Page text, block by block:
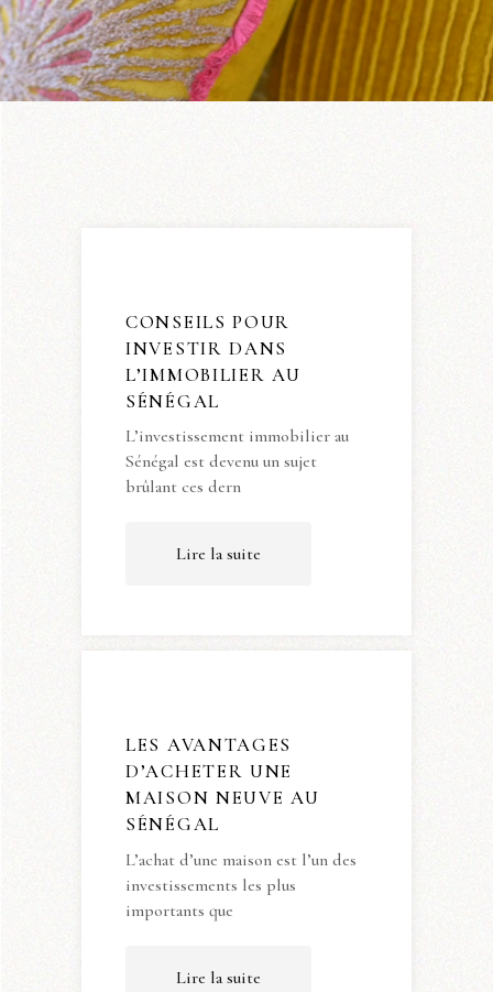
CONSEILS POUR
INVESTIR DANS
L’IMMOBILIER AU
SÉNÉGAL
L’investissement immobilier au
Sénégal est devenu un sujet
brûlant ces dern
Lire la suite
LES AVANTAGES
D’ACHETER UNE
MAISON NEUVE AU
SÉNÉGAL
L’achat d’une maison est l’un des
investissements les plus
importants que
Lire la suite